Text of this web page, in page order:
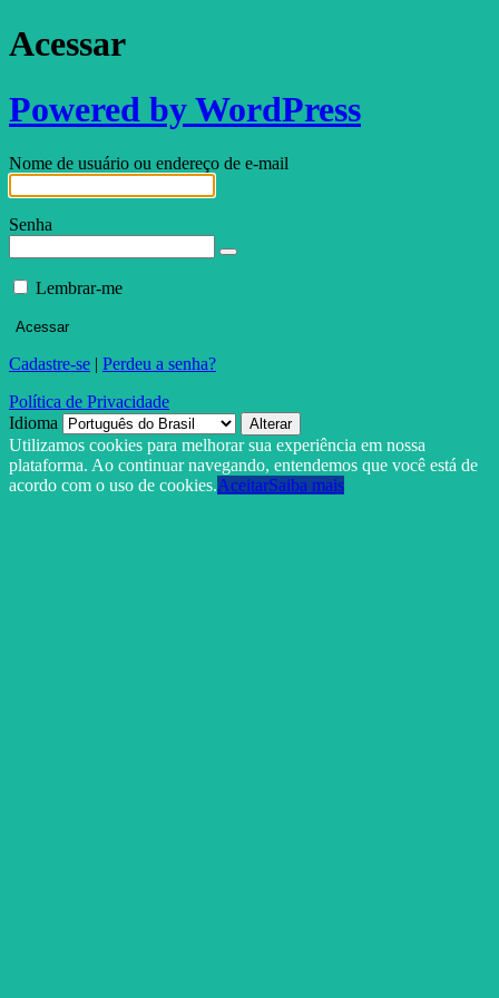
Acessar
Powered by WordPress
Nome de usuário ou endereço de e-mail
Senha
Lembrar-me
Cadastre-se | Perdeu a senha?
Política de Privacidade
Idioma
Utilizamos cookies para melhorar sua experiência em nossa
plataforma. Ao continuar navegando, entendemos que você está de
acordo com o uso de cookies.AceitarSaiba mais